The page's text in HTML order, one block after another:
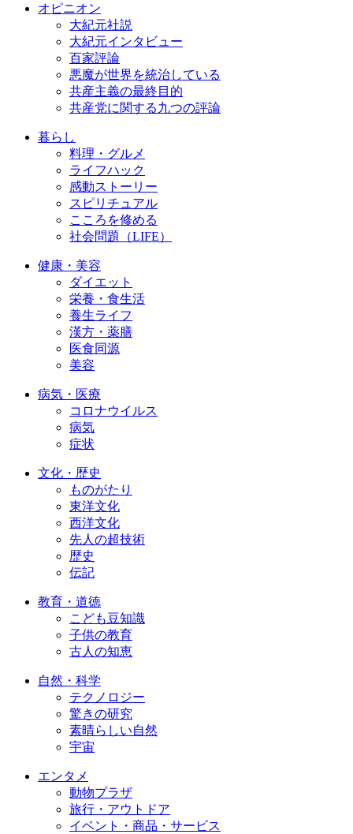
オピニオン
大紀元社説
大紀元インタビュー
百家評論
悪魔が世界を統治している
共産主義の最終目的
共産党に関する九つの評論
暮らし
料理・グルメ
ライフハック
感動ストーリー
スピリチュアル
こころを修める
社会問題（LIFE）
健康・美容
ダイエット
栄養・食生活
養生ライフ
漢方・薬膳
医食同源
美容
病気・医療
コロナウイルス
病気
症状
文化・歴史
ものがたり
東洋文化
西洋文化
先人の超技術
歴史
伝記
教育・道徳
こども豆知識
子供の教育
古人の知恵
自然・科学
テクノロジー
驚きの研究
素晴らしい自然
宇宙
エンタメ
動物プラザ
旅行・アウトドア
イベント・商品・サービス